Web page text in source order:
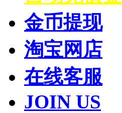
金币提现
淘宝网店
在线客服
JOIN US